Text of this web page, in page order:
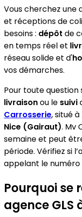
Vous cherchez une
et réceptions de
besoins : dépôt de
en temps réel et
réseau solide et d'
vos démarches.
Pour toute question
livraisonou le suivi
Carrosserie, situé à
Nice (Gairaut). Mv
semaine et peut
période. Vérifiez si
appelant le numéro
Pourquoi se
agence GLS